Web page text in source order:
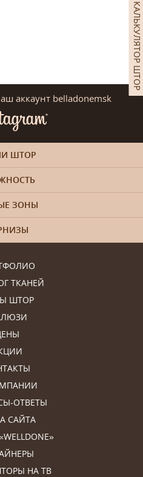
КАЛЬКУЛЯТОР ШТОР
аккаунт belladonemsk
ТКАНЕЙ
ШТОР
ОТВЕТЫ
САЙТА
НА ТВ
ШТОР
ЗОНЫ